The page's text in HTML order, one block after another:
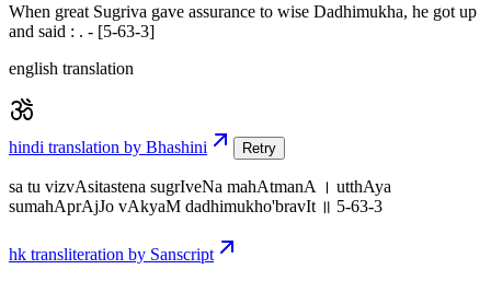
When great Sugriva gave assurance to wise Dadhimukha, he got up
and said : . - [5-63-3]
english translation
hindi translation by Bhashini Retry
sa tu vizvAsitastena sugrIveNa mahAtmanA । utthAya
sumahAprAjJo vAkyaM dadhimukho'bravIt ॥ 5-63-3
hk transliteration by Sanscript